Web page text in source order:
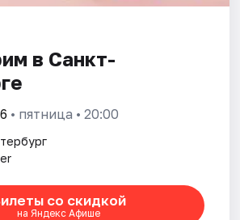
в Санкт-
• пятница • 20:00
со скидкой
на Яндекс Афише